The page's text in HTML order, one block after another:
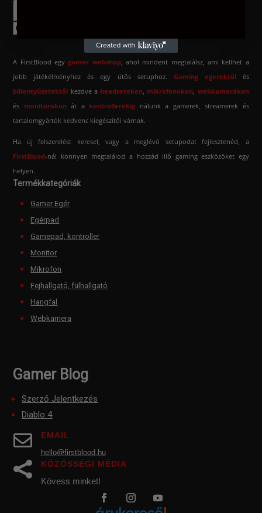
A FirstBlood egygamer webshop, ahol mindent megtalálsz, ami kellhet a
jobb játékélményhez és egy ütős setuphoz. Gaming egerektőlés
billentyűzetektől kezdve a headseteken, mikrofonokon, webkamerákon
és monitorokonát a kontrollerekig nálunk a gamerek, streamerek és
tartalomgyártók kedvenc kiegészítői várnak.
Ha új felszerelést keresel, vagy a meglévő setupodat fejlesztenéd, a
FirstBlood-nál könnyen megtalálod a hozzád illő gaming eszközöket egy
helyen.
Termékkategóriák
Gamer Egér
Egérpad
Gamepad, kontroller
Monitor
Mikrofon
Fejhallgató, fülhallgató
Hangfal
Webkamera
Gamer Blog
Szerző Jelentkezés
Diablo 4
 EMAIL
hello@firstblood.hu
 KÖZÖSSÉGI MÉDIA
Kövess minket!